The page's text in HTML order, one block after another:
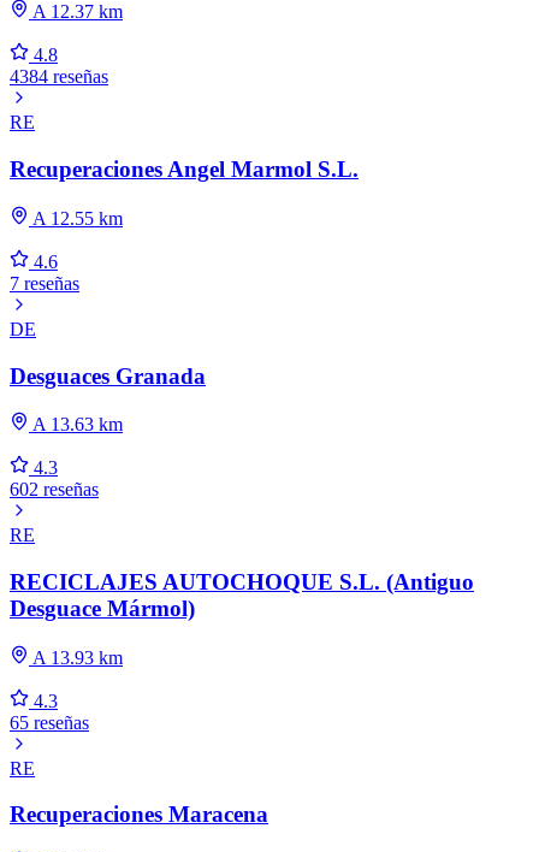
A 12.37 km
4.8
4384 reseñas
RE
Recuperaciones Angel Marmol S.L.
A 12.55 km
4.6
7 reseñas
DE
Desguaces Granada
A 13.63 km
4.3
602 reseñas
RE
RECICLAJES AUTOCHOQUE S.L. (Antiguo
Desguace Mármol)
A 13.93 km
4.3
65 reseñas
RE
Recuperaciones Maracena